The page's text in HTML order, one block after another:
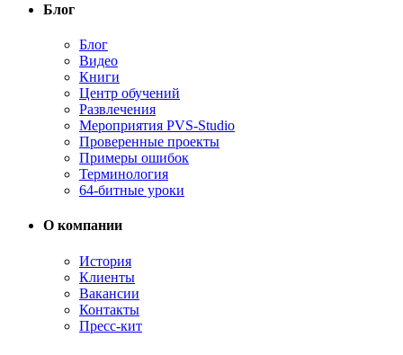
Блог
Блог
Видео
Книги
Центр обучений
Развлечения
Мероприятия PVS-Studio
Проверенные проекты
Примеры ошибок
Терминология
64-битные уроки
О компании
История
Клиенты
Вакансии
Контакты
Пресс-кит